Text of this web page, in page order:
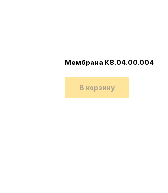
Мембрана К8.04.00.004
В корзину